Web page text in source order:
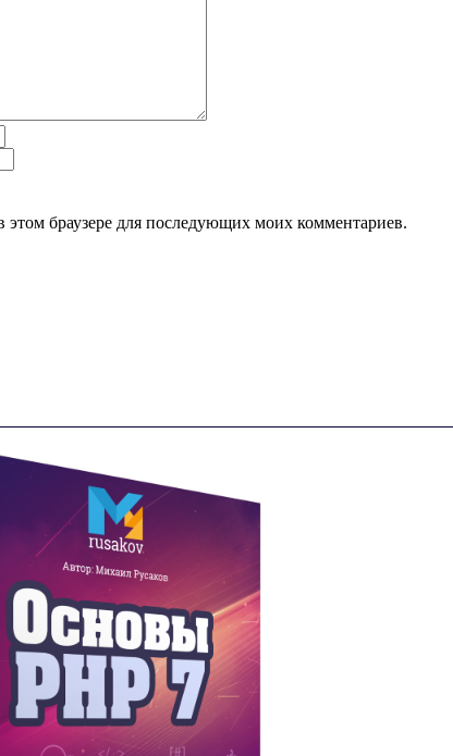
этом браузере для последующих моих комментариев.